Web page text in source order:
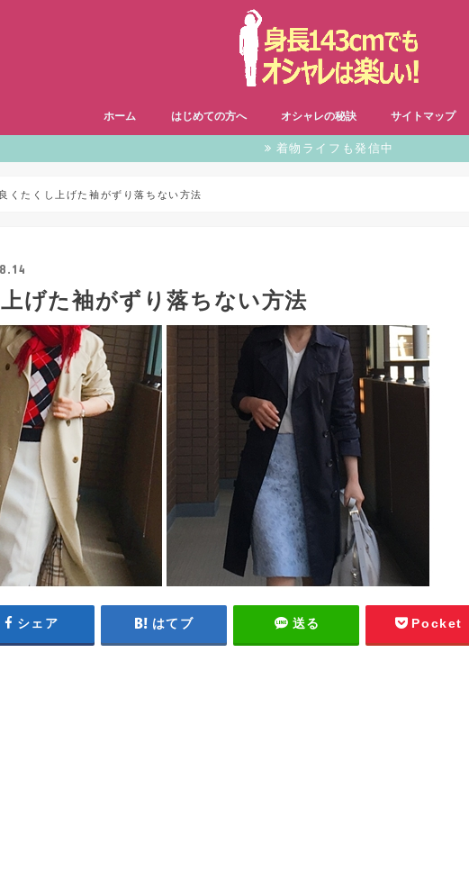
ホーム はじめての方へ オシャレの秘訣 サイトマップ
着物ライフも発信中
くたくし上げた袖がずり落ちない方法
げた袖がずり落ちない方法
シェア はてブ 送る Pocket